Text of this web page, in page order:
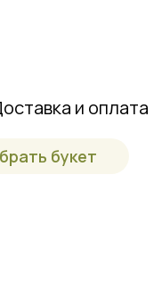
и оплата
букет